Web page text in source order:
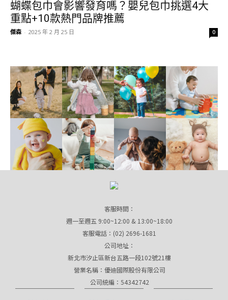
蝴蝶包巾會影響發育嗎？嬰兒包巾挑選4大
重點+10款熱門品牌推薦
傑森 - 2025 年 2 月 25 日 0
客服時間：
週一至週五 9:00~12:00 & 13:00~18:00
客服電話：(02) 2696-1681
公司地址：
新北市汐止區新台五路一段102號21樓
營業名稱：優迪國際股份有限公司
公司統編：54342742